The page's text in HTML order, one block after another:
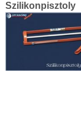
Szilikonpisztoly